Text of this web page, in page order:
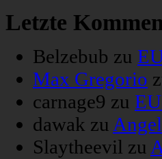
Letzte
Belzebub zu
Max Gregorio
carnage9 zu
dawak zu
Slaytheevil zu